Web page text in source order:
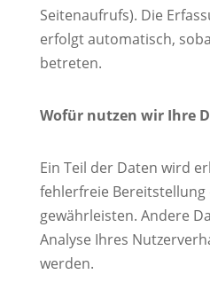
Seitenaufrufs). Die
erfolgt automatisch,
betreten.
Wofür nutzen wir Ihre
Ein Teil der Daten wird
fehlerfreie Bereitstellung
gewährleisten. Andere
Analyse Ihres
werden.